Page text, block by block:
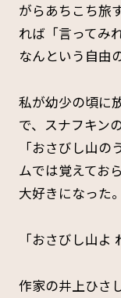
がらあちこち旅
れば「言ってみ
なんという自由
私が幼少の頃に
で、スナフキン
「おさびし山
ムでは覚えてお
大好きになった。
「おさびし山よ
作家の井上ひさ